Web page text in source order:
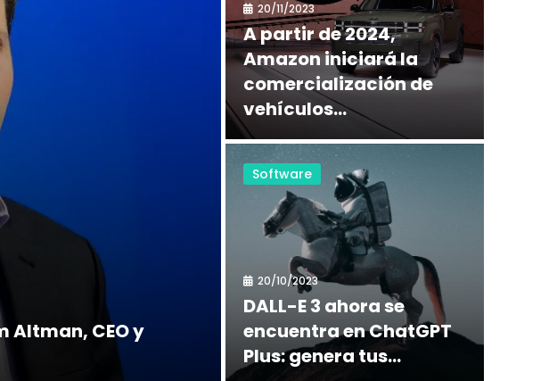
20/11/2023
A partir de 2024,
Amazon iniciará la
comercialización de
vehículos...
Altman, CEO y
Software
20/10/2023
DALL-E 3 ahora se
encuentra en ChatGPT
Plus: genera tus...